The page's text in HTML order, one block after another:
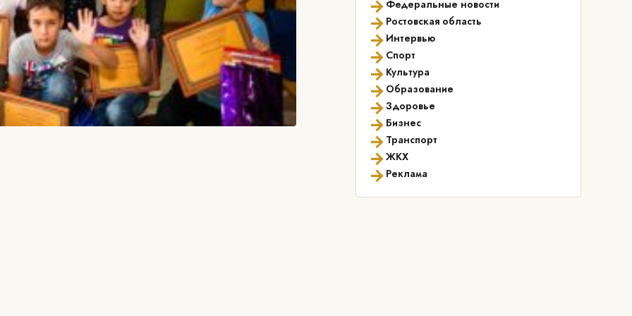
→ Федеральные новости
→ Ростовская область
→ Интервью
→ Спорт
→ Культура
→ Образование
→Здоровье
→ Бизнес
→ Транспорт
→ЖКХ
→ Реклама